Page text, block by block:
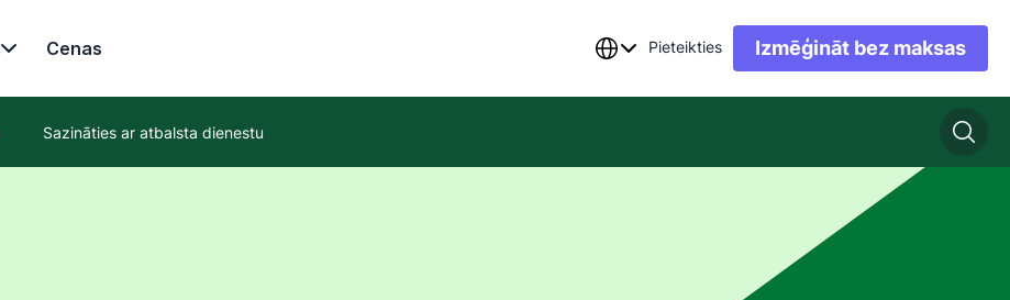
Cenas Pieteikties Izmēģināt bez maksas
Sazināties ar atbalsta dienestu